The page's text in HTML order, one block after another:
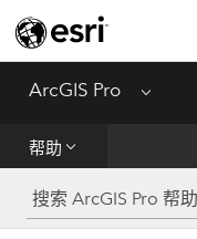
ArcGIS Pro Menu
帮助
工具参考
Python